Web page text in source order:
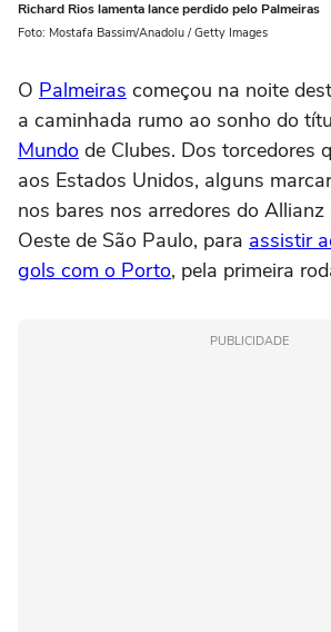
Richard Rios lamenta lance perdido pelo Palmeiras
Foto: Mostafa Bassim/Anadolu / Getty Images
O Palmeiras começou na noite
a caminhada rumo ao sonho do
Mundo de Clubes. Dos torcedores
aos Estados Unidos, alguns
nos bares nos arredores do
Oeste de São Paulo, para assistir
gols com o Porto, pela primeira
PUBLICIDADE